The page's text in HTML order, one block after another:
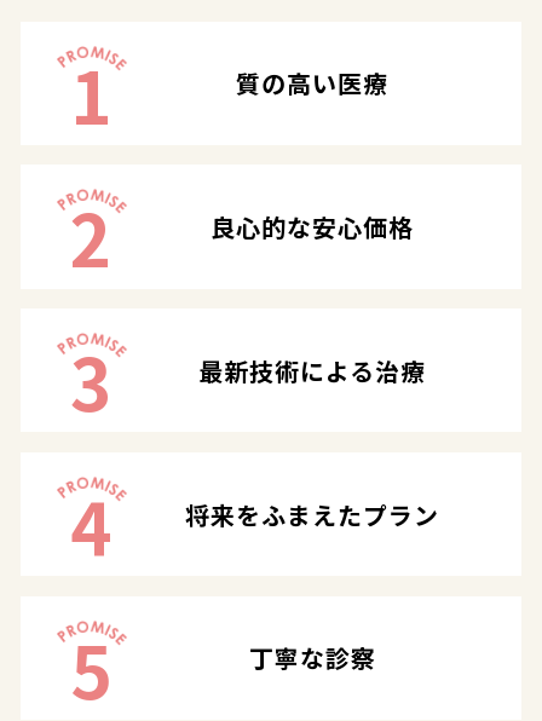
1 質の高い医療
2 良心的な安心価格
3 最新技術による治療
4 将来をふまえたプラン
5 丁寧な診察